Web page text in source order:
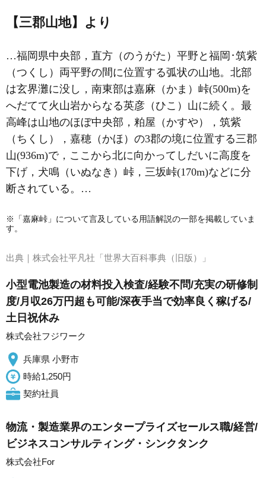
【三郡山地】より
…福岡県中央部，直方（のうがた）平野と福岡･筑紫
（つくし）両平野の間に位置する弧状の山地。北部
は玄界灘に没し，南東部は嘉麻（かま）峠(500m)を
へだてて火山岩からなる英彦（ひこ）山に続く。最
高峰は山地のほぼ中央部，粕屋（かすや），筑紫
（ちくし），嘉穂（かほ）の3郡の境に位置する三郡
山(936m)で，ここから北に向かってしだいに高度を
下げ， 犬鳴（いぬなき）峠 ，三坂峠(170m)などに分
断されている。…
※「嘉麻峠」について言及している用語解説の一部を掲載していま
す。
出典｜ 株式会社平凡社「世界大百科事典（旧版）」
小型電池製造の材料投入検査/経験不問/充実の研修制
度/月収26万円超も可能/深夜手当で効率良く稼げる/
土日祝休み
株式会社フジワーク
兵庫県 小野市
時給1,250円
契約社員
物流・製造業界のエンタープライズセールス職/経営/
ビジネスコンサルティング・シンクタンク
株式会社For